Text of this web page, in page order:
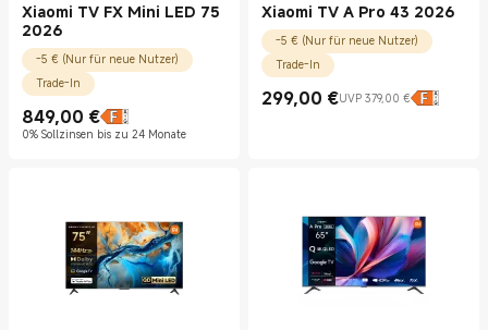
Xiaomi TV FX Mini LED 75
2026
-5 € (Nur für neue Nutzer)
Trade-In
849,00 €
Current Price €849.00
0% Sollzinsen bis zu 24 Monate
Xiaomi TV A Pro 43 2026
-5 € (Nur für neue Nutzer)
Trade-In
299,00 €
Current Price €299.00UVP 379,00 €
UVP 379,00 €